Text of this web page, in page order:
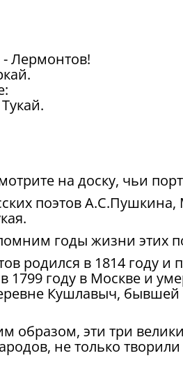
Лермонтов!
на доску, чьи
поэтов
годы жизни этих
родился в 1814 году и
году в Москве и
Кушлавыч,
образом, эти три
не только